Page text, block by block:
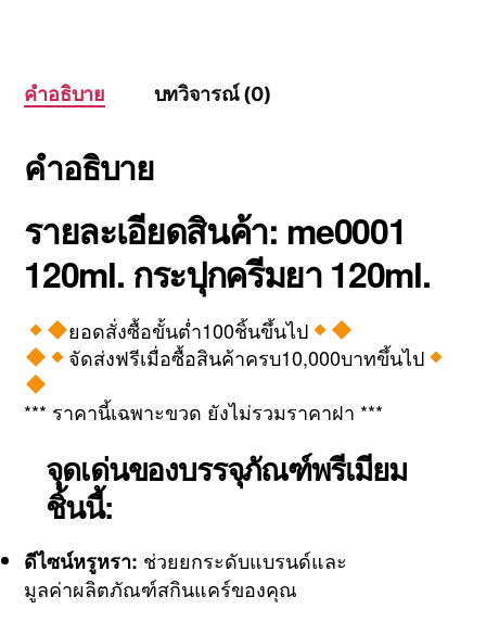
คำอธิบาย บทวิจารณ์ (0)
คำอธิบาย
รายละเอียดสินค้า: me0001
120ml. กระปุกครีมยา 120ml.
ยอดสั่งซื้อขั้นต่ำ100ชิ้นขึ้นไป
จัดส่งฟรีเมื่อซื้อสินค้าครบ10,000บาทขึ้นไป
*** ราคานี้เฉพาะขวด ยังไม่รวมราคาฝา ***
จุดเด่นของบรรจุภัณฑ์พรีเมียม
ชิ้นนี้:
ดีไซน์หรูหรา: ช่วยยกระดับแบรนด์และ
มูลค่าผลิตภัณฑ์สกินแคร์ของคุณ